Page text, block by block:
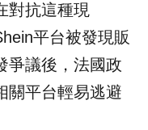
對抗這種現
平台被發現販
爭議後，法國政
關平台輕易逃避